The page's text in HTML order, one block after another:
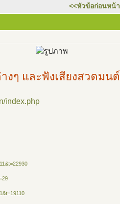
<<หัวข้อก่อนหน้า
ๆ และฟังเสียงสวดมนต์
index.php